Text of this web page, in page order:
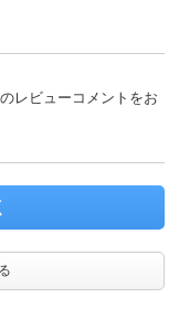
レビューコメントをお